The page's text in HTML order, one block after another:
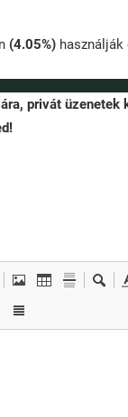
(4.05%) használják
privát üzenetek